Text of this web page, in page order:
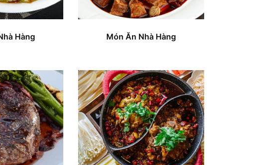
Hàng Món Ăn Nhà Hàng